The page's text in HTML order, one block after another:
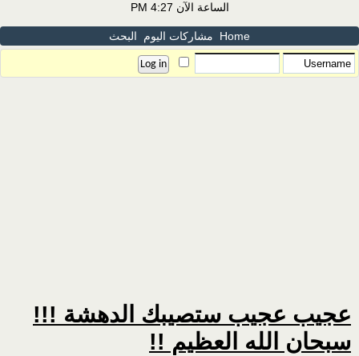
الساعة الآن4:27 PM
مشاركات اليوم البحث
عجيب ستصيبك الدهشة !!!
الله العظيم !!